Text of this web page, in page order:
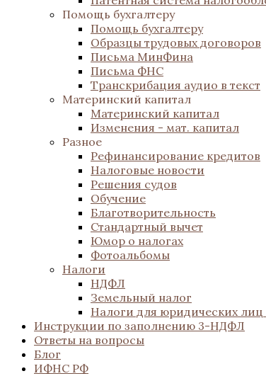
Помощь бухгалтеру
Помощь бухгалтеру
Образцы трудовых договоров
Письма МинФина
Письма ФНС
Транскрибация аудио в текст
Материнский капитал
Материнский капитал
Изменения - мат. капитал
Разное
Рефинансирование кредитов
Налоговые новости
Решения судов
Обучение
Благотворительность
Стандартный вычет
Юмор о налогах
Фотоальбомы
Налоги
НДФЛ
Земельный налог
Налоги для юридических
Инструкции по заполнению 3-НДФЛ
Ответы на вопросы
Блог
ИФНС РФ